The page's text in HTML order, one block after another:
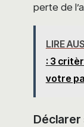
perte de
LIRE
: 3
votre
Déclarer